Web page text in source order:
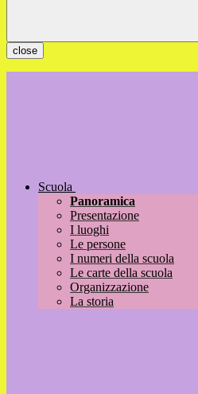
close
Scuola
Panoramica
Presentazione
I luoghi
Le persone
I numeri della scuola
Le carte della scuola
Organizzazione
La storia